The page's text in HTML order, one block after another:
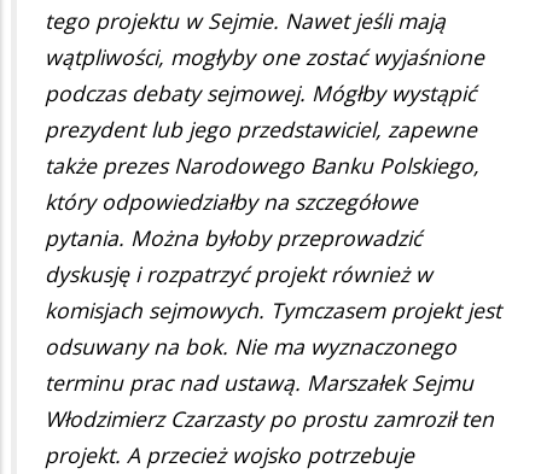
tego projektu w Sejmie. Nawet jeśli mają
wątpliwości, mogłyby one zostać wyjaśnione
podczas debaty sejmowej. Mógłby wystąpić
prezydent lub jego przedstawiciel, zapewne
także prezes Narodowego Banku Polskiego,
który odpowiedziałby na szczegółowe
pytania. Można byłoby przeprowadzić
dyskusję i rozpatrzyć projekt również w
komisjach sejmowych. Tymczasem projekt jest
odsuwany na bok. Nie ma wyznaczonego
terminu prac nad ustawą. Marszałek Sejmu
Włodzimierz Czarzasty po prostu zamroził ten
projekt. A przecież wojsko potrzebuje